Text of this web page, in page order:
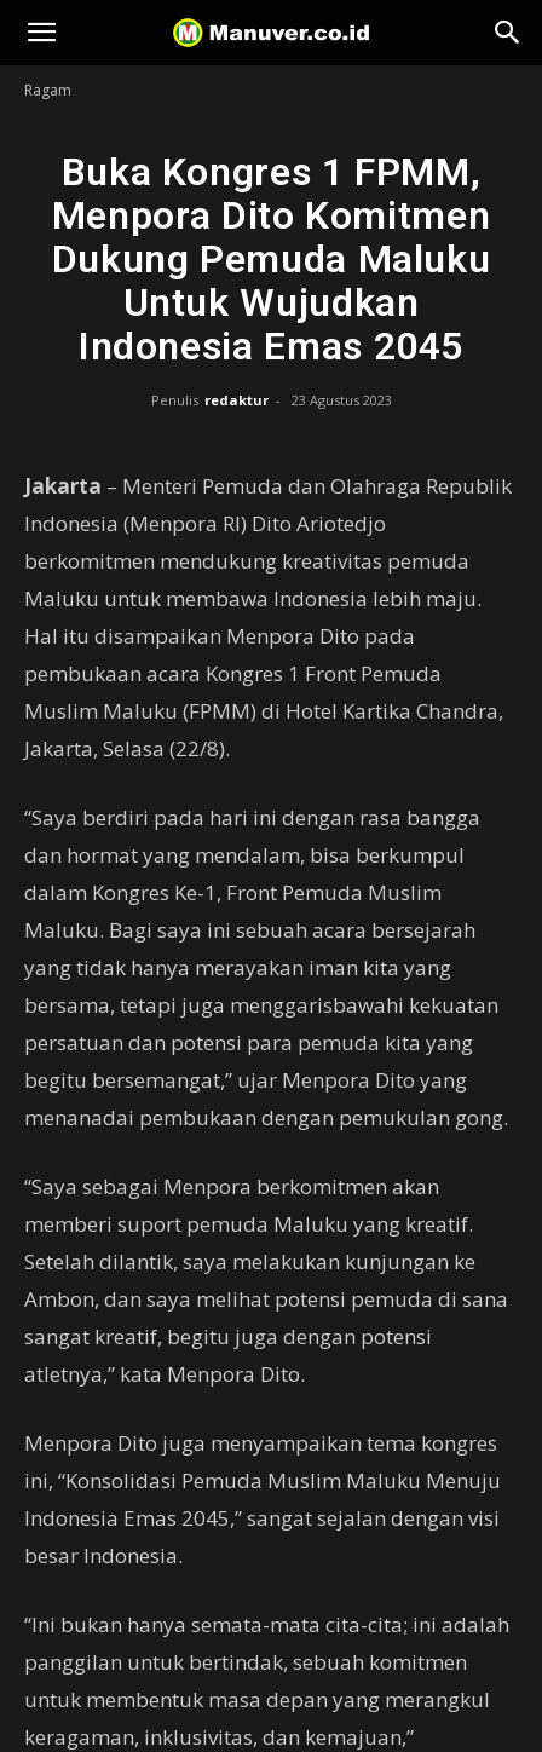
Manuver
Ragam
Buka Kongres 1 FPMM,
Menpora Dito Komitmen
Dukung Pemuda Maluku
Untuk Wujudkan
Indonesia Emas 2045
Penulis redaktur - 23 Agustus 2023
Jakarta – Menteri Pemuda dan Olahraga Republik
Indonesia (Menpora RI) Dito Ariotedjo
berkomitmen mendukung kreativitas pemuda
Maluku untuk membawa Indonesia lebih maju.
Hal itu disampaikan Menpora Dito pada
pembukaan acara Kongres 1 Front Pemuda
Muslim Maluku (FPMM) di Hotel Kartika Chandra,
Jakarta, Selasa (22/8).
“Saya berdiri pada hari ini dengan rasa bangga
dan hormat yang mendalam, bisa berkumpul
dalam Kongres Ke-1, Front Pemuda Muslim
Maluku. Bagi saya ini sebuah acara bersejarah
yang tidak hanya merayakan iman kita yang
bersama, tetapi juga menggarisbawahi kekuatan
persatuan dan potensi para pemuda kita yang
begitu bersemangat,” ujar Menpora Dito yang
menanadai pembukaan dengan pemukulan gong.
“Saya sebagai Menpora berkomitmen akan
memberi suport pemuda Maluku yang kreatif.
Setelah dilantik, saya melakukan kunjungan ke
Ambon, dan saya melihat potensi pemuda di sana
sangat kreatif, begitu juga dengan potensi
atletnya,” kata Menpora Dito.
Menpora Dito juga menyampaikan tema kongres
ini, “Konsolidasi Pemuda Muslim Maluku Menuju
Indonesia Emas 2045,” sangat sejalan dengan visi
besar Indonesia.
“Ini bukan hanya semata-mata cita-cita; ini adalah
panggilan untuk bertindak, sebuah komitmen
untuk membentuk masa depan yang merangkul
keragaman, inklusivitas, dan kemajuan,”